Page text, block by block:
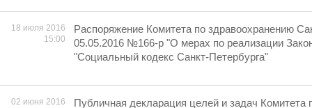
18 июля 2016
15:00
Распоряжение Комитета по здравоохранению
05.05.2016 №166-р "О мерах по реализации
"Социальный кодекс Санкт-Петербурга"
02 июня 2016
Публичная декларация целей и задач Комитета